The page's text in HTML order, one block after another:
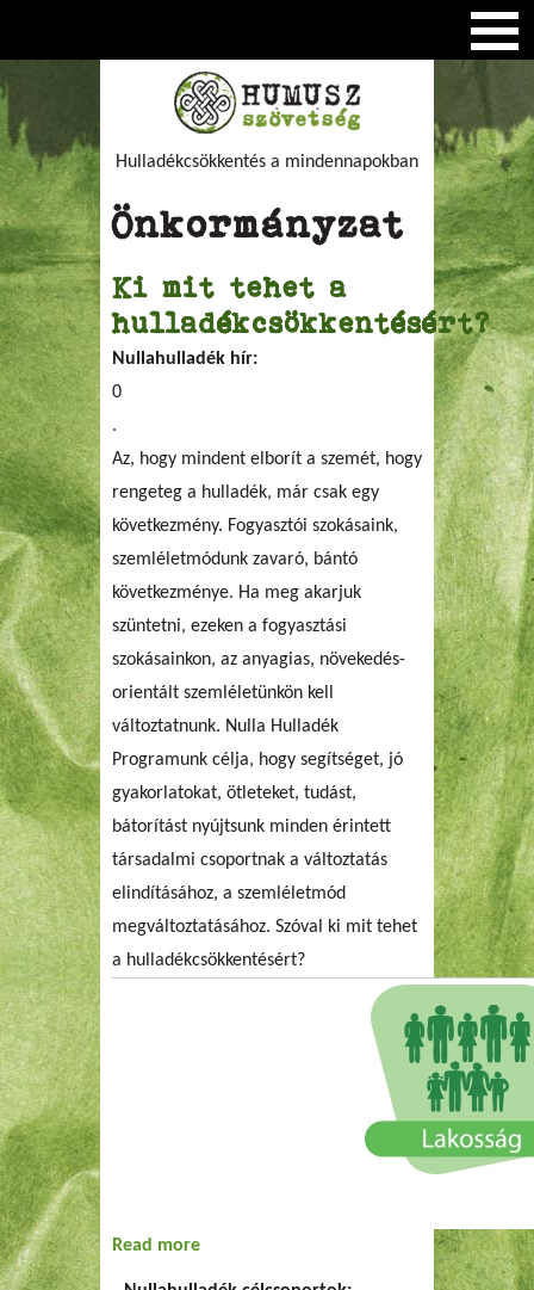
Hulladékcsökkentés a mindennapokban
Önkormányzat
Ki mit tehet a
hulladékcsökkentésért?
Nullahulladék hír:
0
.
Az, hogy mindent elborít a szemét, hogy
rengeteg a hulladék, már csak egy
következmény. Fogyasztói szokásaink,
szemléletmódunk zavaró, bántó
következménye. Ha meg akarjuk
szüntetni, ezeken a fogyasztási
szokásainkon, az anyagias, növekedés-
orientált szemléletünkön kell
változtatnunk. Nulla Hulladék
Programunk célja, hogy segítséget, jó
gyakorlatokat, ötleteket, tudást,
bátorítást nyújtsunk minden érintett
társadalmi csoportnak a változtatás
elindításához, a szemléletmód
megváltoztatásához. Szóval ki mit tehet
a hulladékcsökkentésért?
Read more
hulladékcsökkentésért?